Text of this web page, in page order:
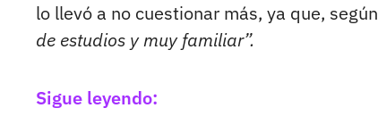
lo llevó a no cuestionar más, ya que,
de estudios y muy familiar”.
Sigue leyendo: